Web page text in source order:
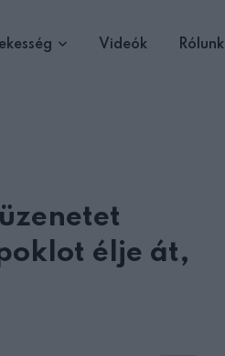
Videók Rólunk
élje át,